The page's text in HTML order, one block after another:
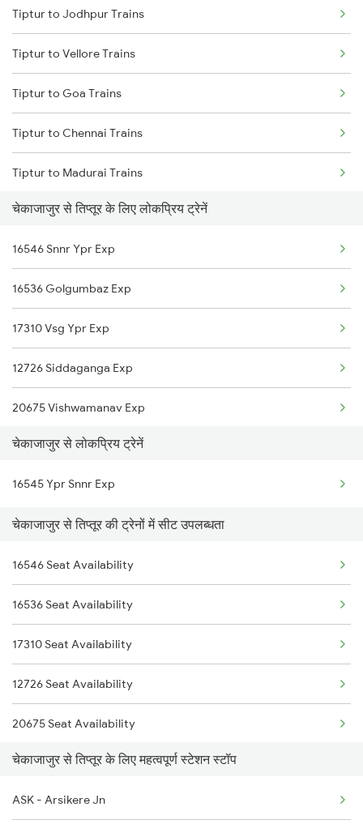
Chikkajajur to Adagal Trains
Chikkajajur to Yadgir Trains
Chikkajajur to Chitradurga Trains
Chikkajajur to Tholahunase Trains
Chikkajajur to Hosapete Trains
Chikkajajur to Jaipur Trains
Tiptur to Jodhpur Trains
Tiptur to Vellore Trains
Tiptur to Goa Trains
Tiptur to Chennai Trains
Tiptur to Madurai Trains
Tiptur to Marwar Trains
Tiptur to Mysore Trains
Tiptur to Pachhapur Trains
Tiptur to Bengaluru Trains
Tiptur to Tumkur Trains
Tiptur to Hubli Trains
Tiptur to Shimoga Trains
चेकाजाजुर से तिप्तूर के लिए लोकप्रिय ट्रेनें
16546 Snnr Ypr Exp
16536 Golgumbaz Exp
17310 Vsg Ypr Exp
12726 Siddaganga Exp
20675 Vishwamanav Exp
11005 Puducherry Exp
12080 Janshatabdi Exp
56520 Hpt Sbc Pas
17392 Snnr Sbc Exp
16548 Bjp Ypr Exp
चेकाजाजुर से लोकप्रिय ट्रेनें
16545 Ypr Snnr Exp
चेकाजाजुर से तिप्तूर की ट्रेनों में सीट उपलब्धता
16546 Seat Availability
16536 Seat Availability
17310 Seat Availability
12726 Seat Availability
20675 Seat Availability
11005 Seat Availability
12080 Seat Availability
चेकाजाजुर से तिप्तूर के लिए महत्वपूर्ण स्टेशन स्टॉप
ASK - Arsikere Jn